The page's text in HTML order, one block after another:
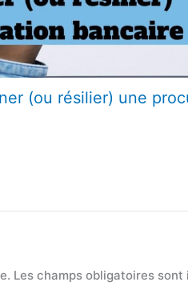
(ou résilier) une
Les champs obligatoires sont